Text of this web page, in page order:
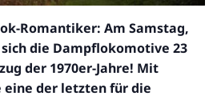
Romantiker: Am Samstag,
die Dampflokomotive 23
der 1970er-Jahre! Mit
eine der letzten für die